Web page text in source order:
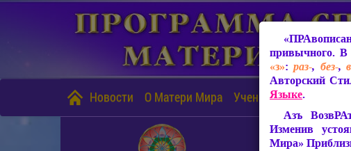
Новости О Матери Мира Учение Матери Мира
привычного. В
«з»:раз-, без-,
Авторский
Языке.
Азъ
Изменив
Мира»